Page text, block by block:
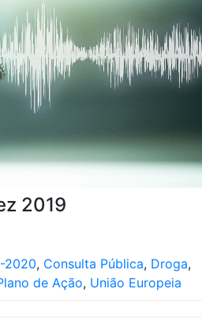
2019
2020, Consulta Pública, Droga,
de Ação, União Europeia